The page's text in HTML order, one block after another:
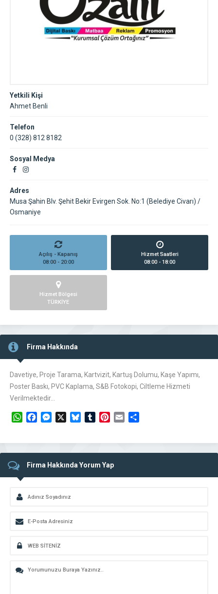
Yetkili Kişi
Ahmet Benli
Telefon
0 (328) 812 8182
Sosyal Medya
Adres
Musa Şahin Blv. Şehit Bekir Evirgen Sok. No:1 (Belediye Civarı) /
Osmaniye
Açılış - Kapanış
08:00 - 20:00
Hizmet Saatleri
08:00 - 18:00
Hizmet Bölgesi
TÜRKİYE
Firma Hakkında
Davetiye, Proje Tarama, Kartvizit, Kartuş Dolumu, Kaşe Yapımı,
Poster Baskı, PVC Kaplama, S&B Fotokopi, Ciltleme Hizmeti
Verilmektedir…
WhatsAppFacebookMessengerBlueskyTumblrPinterest
Email
Firma Hakkında Yorum Yap